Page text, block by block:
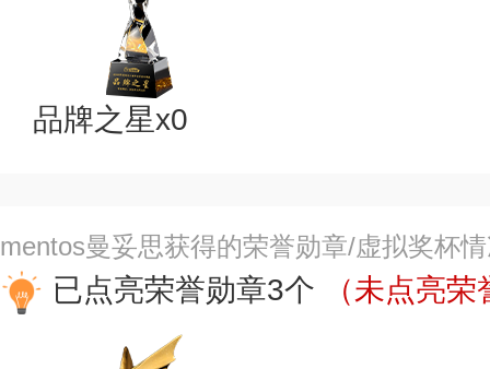
品牌之星x0
mentos曼妥思获得的荣誉勋章/虚拟奖杯
已点亮荣誉勋章3个 （未点亮